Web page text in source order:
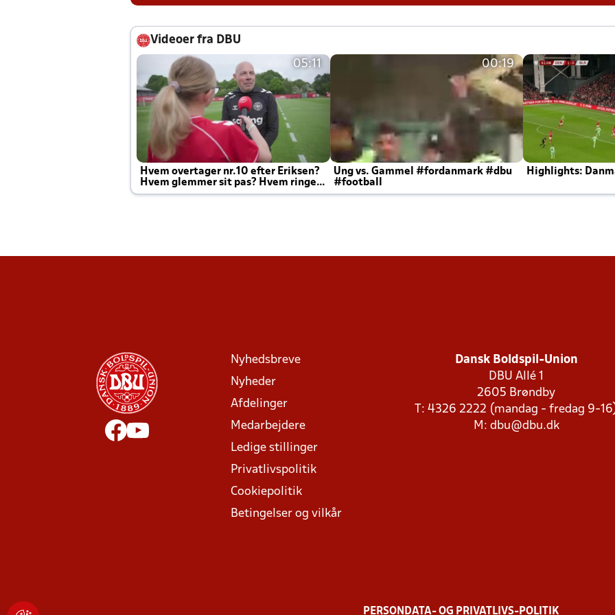
Videoer fra DBU
05:11
Hvem overtager nr.10 efter Eriksen?
Hvem glemmer sit pas? Hvem ringer
Joachim altid til efter kampe?
00:19
Ung vs. Gammel #fordanmark #dbu
#football
Highlights:
Nyhedsbreve
Nyheder
Afdelinger
Medarbejdere
Ledige stillinger
Privatlivspolitik
Cookiepolitik
Betingelser og vilkår
Dansk Boldspil-Union
DBU Allé 1
2605 Brøndby
T: 4326 2222 (mandag - fredag 9-
M: dbu@dbu.dk
PERSONDATA- OG PRIVATLIVS-POLITIK